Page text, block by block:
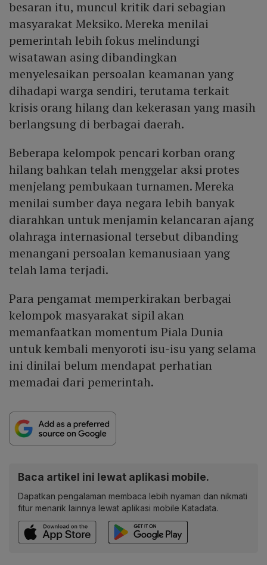
besaran itu, muncul kritik dari sebagian
masyarakat Meksiko. Mereka menilai
pemerintah lebih fokus melindungi
wisatawan asing dibandingkan
menyelesaikan persoalan keamanan yang
dihadapi warga sendiri, terutama terkait
krisis orang hilang dan kekerasan yang masih
berlangsung di berbagai daerah.
Beberapa kelompok pencari korban orang
hilang bahkan telah menggelar aksi protes
menjelang pembukaan turnamen. Mereka
menilai sumber daya negara lebih banyak
diarahkan untuk menjamin kelancaran ajang
olahraga internasional tersebut dibanding
menangani persoalan kemanusiaan yang
telah lama terjadi.
Para pengamat memperkirakan berbagai
kelompok masyarakat sipil akan
memanfaatkan momentum Piala Dunia
untuk kembali menyoroti isu-isu yang selama
ini dinilai belum mendapat perhatian
memadai dari pemerintah.
Baca artikel ini lewat aplikasi mobile.
Dapatkan pengalaman membaca lebih nyaman dan nikmati
fitur menarik lainnya lewat aplikasi mobile Katadata.